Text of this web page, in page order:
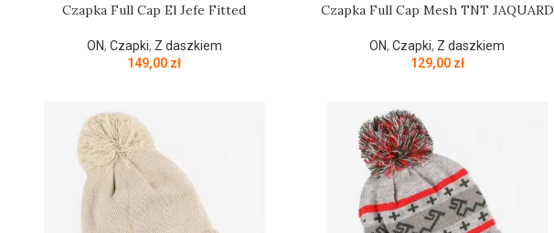
Czapka Full Cap El Jefe Fitted
ON, Czapki, Z daszkiem
149,00 zł
Czapka Full Cap Mesh TNT JAQUARD
ON,Czapki, Z daszkiem
129,00 zł